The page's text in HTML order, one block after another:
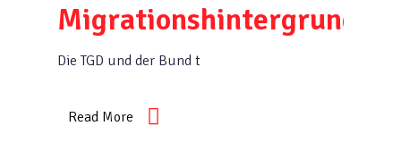
Migrationshintergrund
Die TGD und der Bund t
Read More